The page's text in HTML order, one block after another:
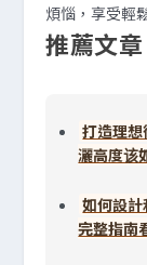
煩惱，享受輕
推薦文章
打造理
灑高度该
如何設計
完整指南